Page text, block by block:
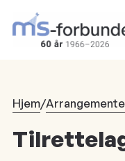
hovedinnhold
Hjem/